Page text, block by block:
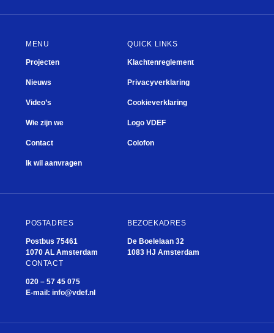
MENU
Projecten
Nieuws
Video’s
Wie zijn we
Contact
Ik wil aanvragen
QUICK LINKS
Klachtenreglement
Privacyverklaring
Cookieverklaring
Logo VDEF
Colofon
POSTADRES
Postbus 75461
1070 AL Amsterdam
BEZOEKADRES
De Boelelaan 32
1083 HJ Amsterdam
CONTACT
020 – 57 45 075
E-mail: info@vdef.nl